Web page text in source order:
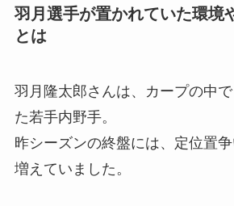
羽月選手が置かれていた環境
とは
羽月隆太郎さんは、カープの中
た若手内野手。
昨シーズンの終盤には、定位置
増えていました。